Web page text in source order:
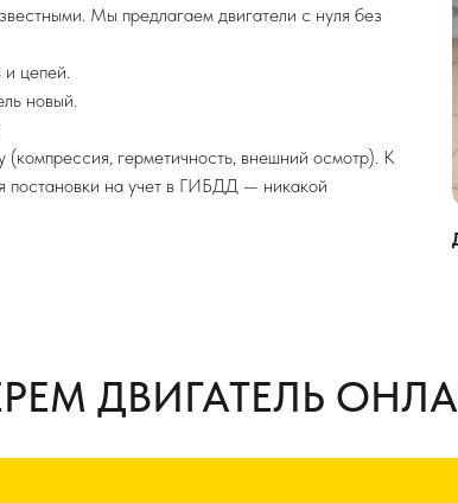
Мы предлагаем двигатели с нуля без
и цепей.
новый.
герметичность, внешний осмотр). К
постановки на учет в ГИБДД — никакой
ДВИГАТЕЛЬ